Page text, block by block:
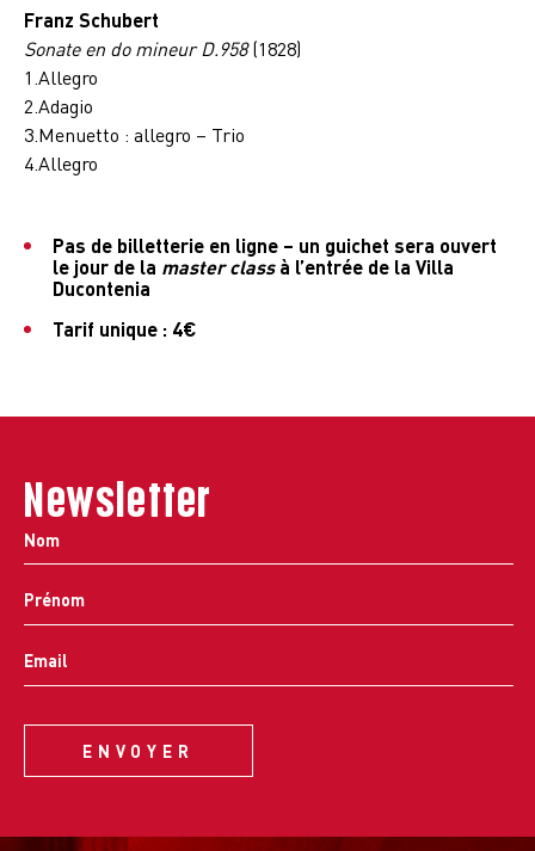
Franz Schubert
Sonate en do mineur D.958(1828)
1.Allegro
2.Adagio
3.Menuetto : allegro – Trio
4.Allegro
Pas de billetterie en ligne – un guichet sera ouvert
le jour de la master classà l’entrée de la Villa
Ducontenia
Tarif unique : 4€
Newsletter